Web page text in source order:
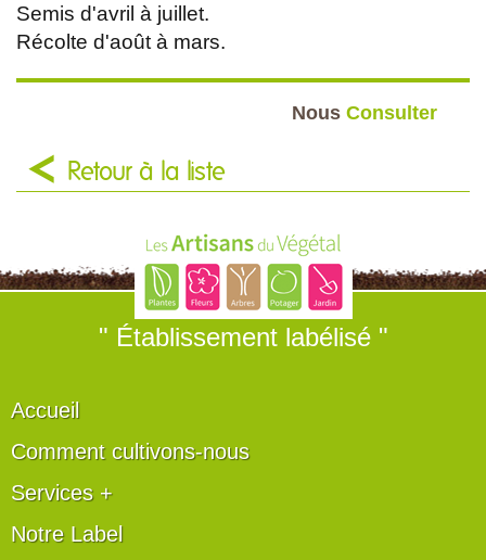
Semis d'avril à juillet.
Récolte d'août à mars.
Nous Consulter
Retour à la liste
" Établissement labélisé "
Accueil
Comment cultivons-nous
Services +
Notre Label